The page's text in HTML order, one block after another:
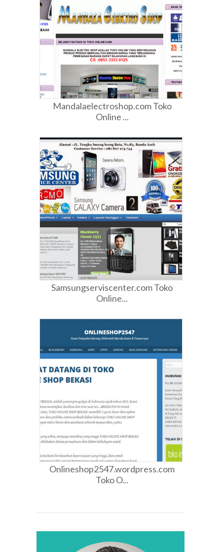
Mandalaelectroshop.com Toko
Online ...
Samsungserviscenter.com Toko
Online...
Onlineshop2547.wordpress.com
Toko O...